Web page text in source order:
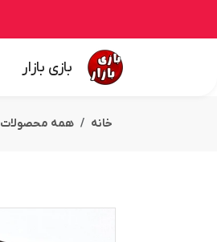
بازی بازار
خانه همه محصولات